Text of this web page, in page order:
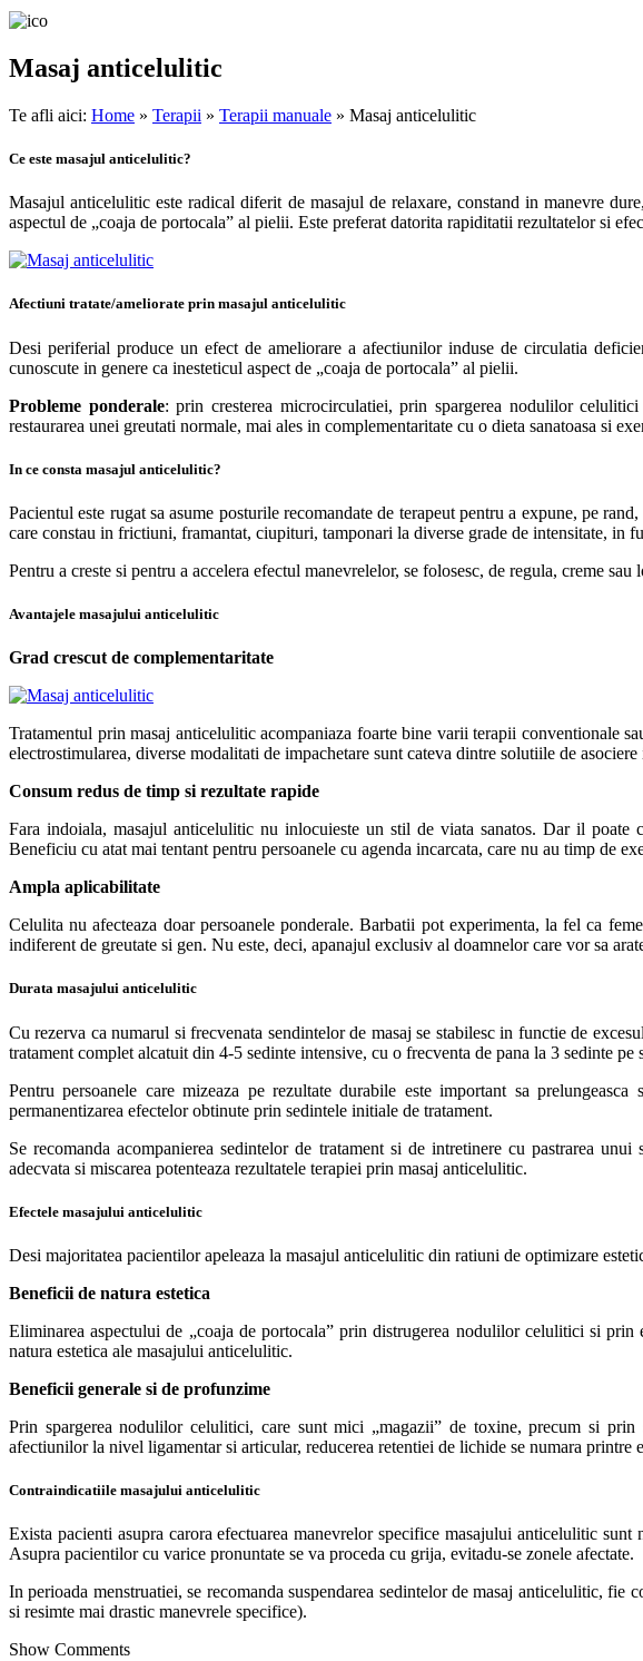
Masaj anticelulitic
Te afli aici: Home » Terapii » Terapii manuale » Masaj anticelulitic
Ce este masajul anticelulitic?
Masajul anticelulitic este radical diferit de masajul de relaxare, constand in manevre
aspectul de „coaja de portocala” al pielii. Este preferat datorita rapiditatii rezultatelor si
Afectiuni tratate/ameliorate prin masajul anticelulitic
Desi periferial produce un efect de ameliorare a afectiunilor induse de circulatia
cunoscute in genere ca inesteticul aspect de „coaja de portocala” al pielii.
Probleme ponderale: prin cresterea microcirculatiei, prin spargerea nodulilor
restaurarea unei greutati normale, mai ales in complementaritate cu o dieta sanatoasa si
In ce consta masajul anticelulitic?
Pacientul este rugat sa asume posturile recomandate de terapeut pentru a expune, pe
care constau in frictiuni, framantat, ciupituri, tamponari la diverse grade de intensitate, in
Pentru a creste si pentru a accelera efectul manevrelelor, se folosesc, de regula, creme
Avantajele masajului anticelulitic
Grad crescut de complementaritate
Tratamentul prin masaj anticelulitic acompaniaza foarte bine varii terapii conventionale
electrostimularea, diverse modalitati de impachetare sunt cateva dintre solutiile de
Consum redus de timp si rezultate rapide
Fara indoiala, masajul anticelulitic nu inlocuieste un stil de viata sanatos. Dar il poate
Beneficiu cu atat mai tentant pentru persoanele cu agenda incarcata, care nu au timp de
Ampla aplicabilitate
Celulita nu afecteaza doar persoanele ponderale. Barbatii pot experimenta, la fel ca
indiferent de greutate si gen. Nu este, deci, apanajul exclusiv al doamnelor care vor sa
Durata masajului anticelulitic
Cu rezerva ca numarul si frecvenata sendintelor de masaj se stabilesc in functie de
tratament complet alcatuit din 4-5 sedinte intensive, cu o frecventa de pana la 3 sedinte pe
Pentru persoanele care mizeaza pe rezultate durabile este important sa
permanentizarea efectelor obtinute prin sedintele initiale de tratament.
Se recomanda acompanierea sedintelor de tratament si de intretinere cu pastrarea
adecvata si miscarea potenteaza rezultatele terapiei prin masaj anticelulitic.
Efectele masajului anticelulitic
Desi majoritatea pacientilor apeleaza la masajul anticelulitic din ratiuni de optimizare
Beneficii de natura estetica
Eliminarea aspectului de „coaja de portocala” prin distrugerea nodulilor celulitici si
natura estetica ale masajului anticelulitic.
Beneficii generale si de profunzime
Prin spargerea nodulilor celulitici, care sunt mici „magazii” de toxine, precum si prin
afectiunilor la nivel ligamentar si articular, reducerea retentiei de lichide se numara
Contraindicatiile masajului anticelulitic
Exista pacienti asupra carora efectuarea manevrelor specifice masajului anticelulitic
Asupra pacientilor cu varice pronuntate se va proceda cu grija, evitadu-se zonele afectate.
In perioada menstruatiei, se recomanda suspendarea sedintelor de masaj anticelulitic,
si resimte mai drastic manevrele specifice).
Show Comments